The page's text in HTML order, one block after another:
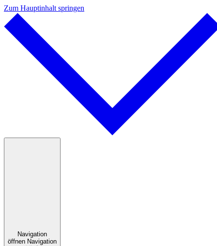
Zum Hauptinhalt springen
Navigation
öffnen Navigation